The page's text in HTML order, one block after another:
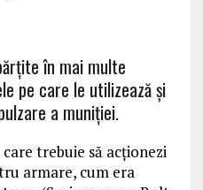
în mai multe
pe care le utilizează şi
a muniţiei.
trebuie să acţionezi
armare, cum era